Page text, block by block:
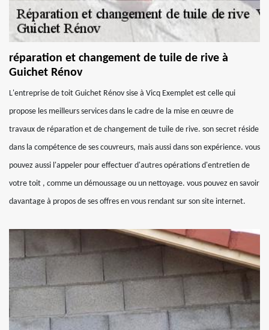
réparation et changement de tuile de rive à
Guichet Rénov
L'entreprise de toit Guichet Rénov sise à Vicq Exemplet est celle qui
propose les meilleurs services dans le cadre de la mise en œuvre de
travaux de réparation et de changement de tuile de rive. son secret réside
dans la compétence de ses couvreurs, mais aussi dans son expérience. vous
pouvez aussi l'appeler pour effectuer d'autres opérations d'entretien de
votre toit , comme un démoussage ou un nettoyage. vous pouvez en savoir
davantage à propos de ses offres en vous rendant sur son site internet.